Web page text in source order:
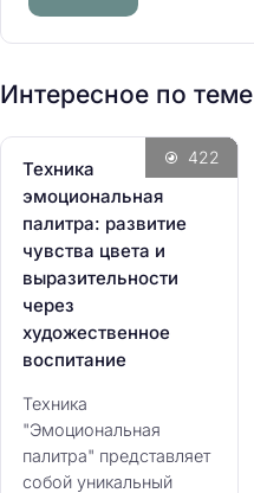
т
и
Интересное по теме
Техника
эмоциональная
палитра: развитие
чувства цвета и
выразительности
через
художественное
воспитание
Техника
"Эмоциональная
палитра" представляет
собой уникальный
422